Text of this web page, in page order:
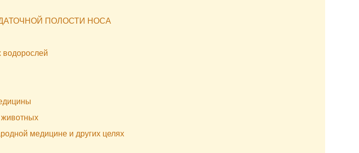
ПОЛОСТИ НОСА
водорослей
медицине и других целях